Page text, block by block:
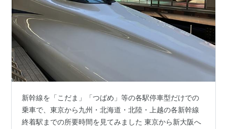
新幹線を「こだま」「つばめ」等の各駅停車型だけでの
乗車で、東京から九州・北海道・北陸・上越の各新幹線
終着駅までの所要時間を見てみました 東京から新大阪へ